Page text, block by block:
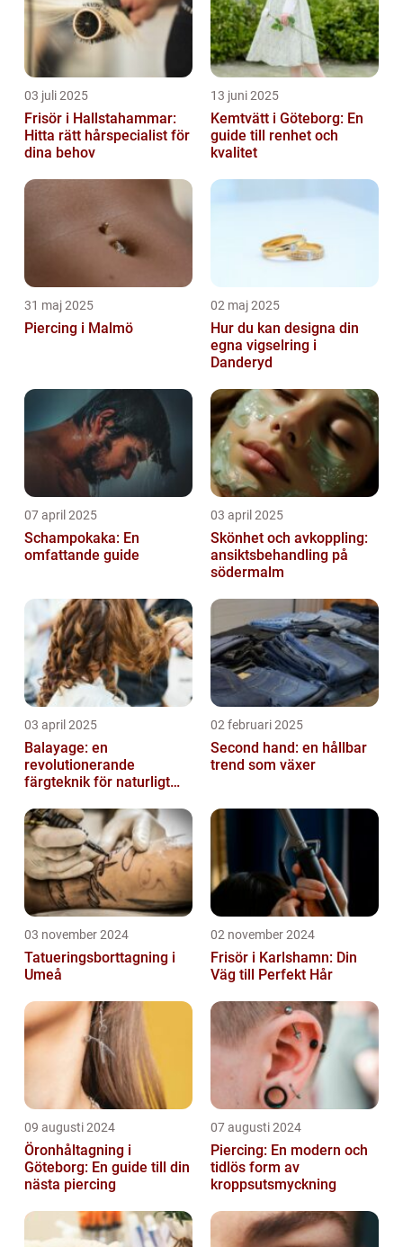
03 juli 2025
Frisör i Hallstahammar:
Hitta rätt hårspecialist för
dina behov
13 juni 2025
Kemtvätt i Göteborg: En
guide till renhet och
kvalitet
31 maj 2025
Piercing i Malmö
02 maj 2025
Hur du kan designa din
egna vigselring i
Danderyd
07 april 2025
Schampokaka: En
omfattande guide
03 april 2025
Skönhet och avkoppling:
ansiktsbehandling på
södermalm
03 april 2025
Balayage: en
revolutionerande
färgteknik för naturligt
02 februari 2025
Second hand: en hållbar
trend som växer
03 november 2024
Tatueringsborttagning i
Umeå
02 november 2024
Frisör i Karlshamn: Din
Väg till Perfekt Hår
09 augusti 2024
Öronhåltagning i
Göteborg: En guide till din
nästa piercing
07 augusti 2024
Piercing: En modern och
tidlös form av
kroppsutsmyckning